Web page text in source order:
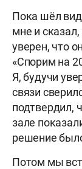
Пока шёл
мне и сказал,
уверен, что
«Спорим на
Я, будучи
связи
подтвердил,
зале
решение
Потом мы